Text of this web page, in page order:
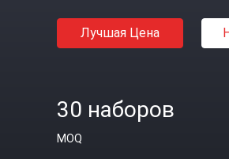
Лучшая Цена
30 наборов
MOQ